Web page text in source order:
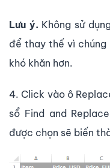
Lưu ý. Không sử
để thay thế vì chúng
khó khăn hơn.
4. Click vào ô
sổ Find and
được chọn sẽ biến